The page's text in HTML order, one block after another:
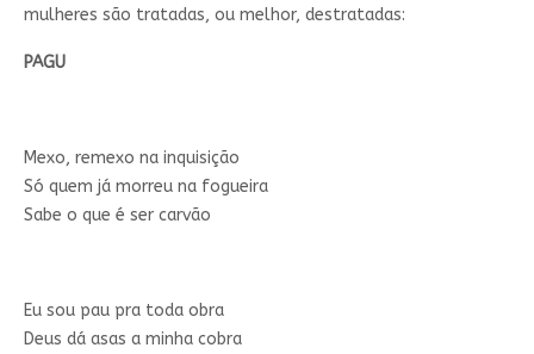
mulheres são tratadas, ou melhor, destratadas:
PAGU
Mexo, remexo na inquisição
Só quem já morreu na fogueira
Sabe o que é ser carvão
Eu sou pau pra toda obra
Deus dá asas a minha cobra